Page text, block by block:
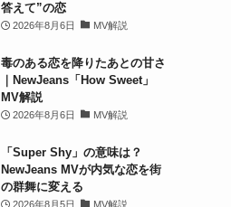
答えて”の恋
2026年8月6日 MV解説
毒のある恋を降りたあとの甘さ
｜NewJeans「How Sweet」
MV解説
2026年8月6日 MV解説
「Super Shy」の意味は？
NewJeans MVが内気な恋を街
の群舞に変える
2026年8月5日 MV解説